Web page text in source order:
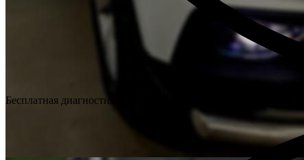
Бесплатная диагностика Volkswagen